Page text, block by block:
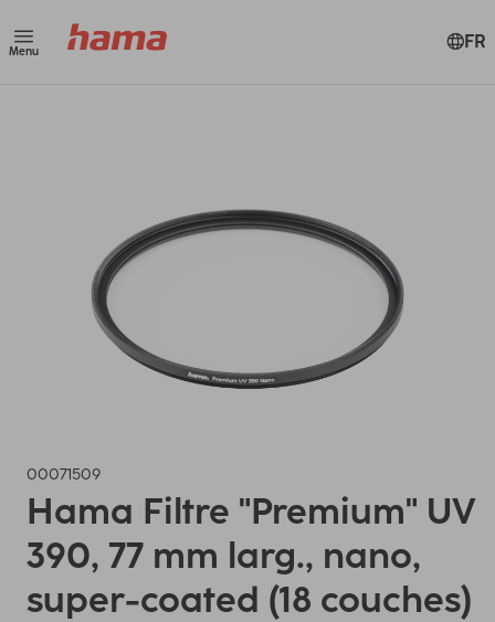
Menu FR
00071509
Hama Filtre "Premium" UV
390, 77 mm larg., nano,
super-coated (18 couches)